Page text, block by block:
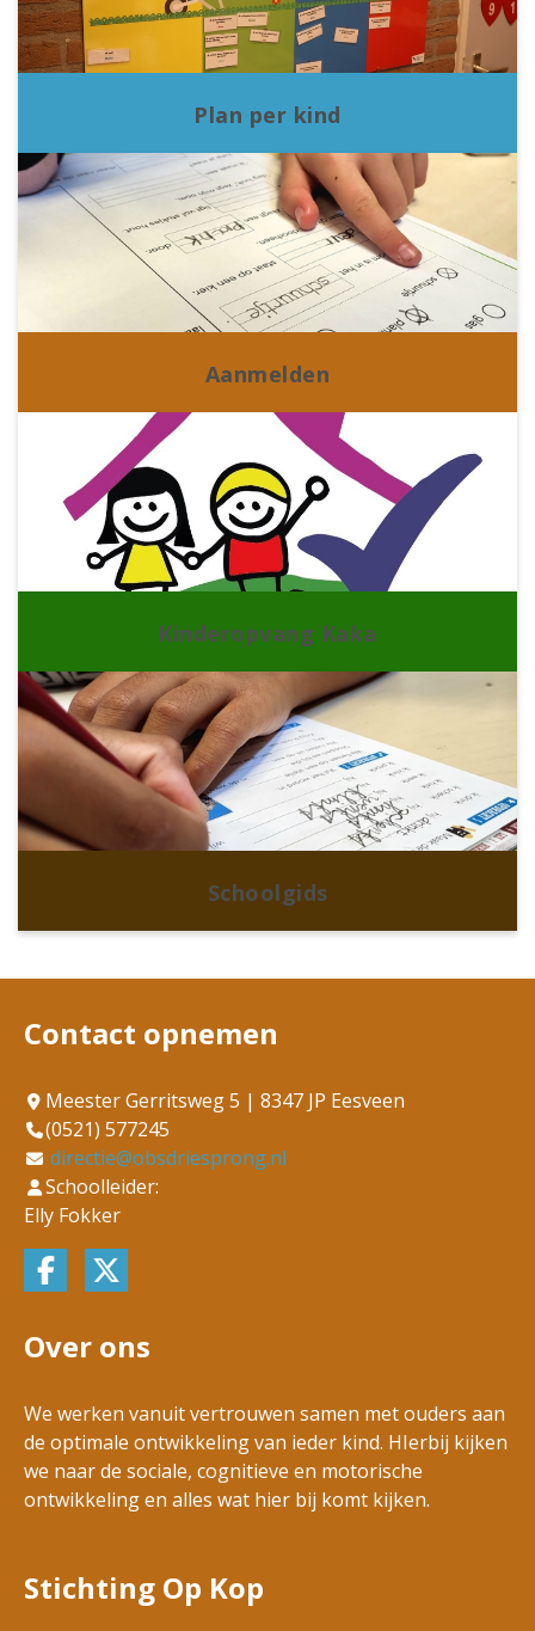
Plan per kind
Aanmelden
Kinderopvang Kaka
Schoolgids
Contact opnemen
Meester Gerritsweg 5 | 8347 JP Eesveen
(0521) 577245
directie@obsdriesprong.nl
Schoolleider:
Elly Fokker
Over ons
We werken vanuit vertrouwen samen met ouders aan
de optimale ontwikkeling van ieder kind. HIerbij kijken
we naar de sociale, cognitieve en motorische
ontwikkeling en alles wat hier bij komt kijken.
Stichting Op Kop